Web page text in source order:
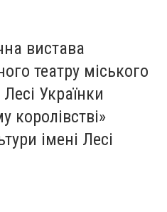
вистава
театру міського
Українки
королівстві»
імені Лесі